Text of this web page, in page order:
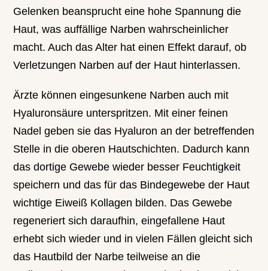
Gelenken beansprucht eine hohe Spannung die
Haut, was auffällige Narben wahrscheinlicher
macht. Auch das Alter hat einen Effekt darauf, ob
Verletzungen Narben auf der Haut hinterlassen.
Ärzte können eingesunkene Narben auch mit
Hyaluronsäure unterspritzen. Mit einer feinen
Nadel geben sie das Hyaluron an der betreffenden
Stelle in die oberen Hautschichten. Dadurch kann
das dortige Gewebe wieder besser Feuchtigkeit
speichern und das für das Bindegewebe der Haut
wichtige Eiweiß Kollagen bilden. Das Gewebe
regeneriert sich daraufhin, eingefallene Haut
erhebt sich wieder und in vielen Fällen gleicht sich
das Hautbild der Narbe teilweise an die